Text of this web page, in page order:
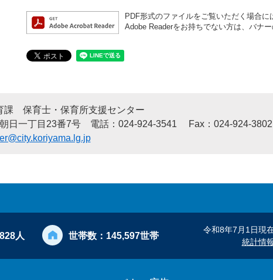
PDF形式のファイルをご覧いただく場合に
Adobe Readerをお持ちでない方は、バナ
課 保育士・保育所支援センター
23番7号 電話：024-924-3541 Fax：024-924-3802
人 世帯数： 145,597世帯
令和8年7月1日現
統計情